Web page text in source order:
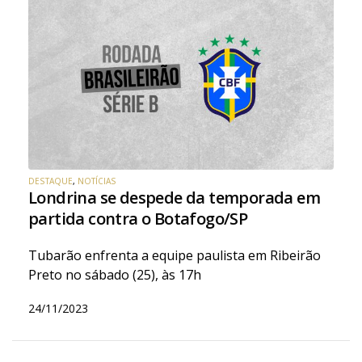
DESTAQUE, NOTÍCIAS
Londrina se despede da temporada em
partida contra o Botafogo/SP
Tubarão enfrenta a equipe paulista em Ribeirão
Preto no sábado (25), às 17h
24/11/2023